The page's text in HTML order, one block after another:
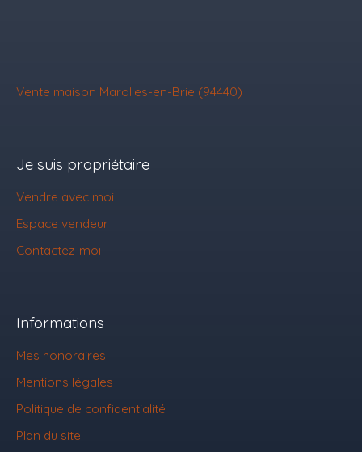
Vente maison Marolles-en-Brie (94440)
Je suis propriétaire
Vendre avec moi
Espace vendeur
Contactez-moi
Informations
Mes honoraires
Mentions légales
Politique de confidentialité
Plan du site